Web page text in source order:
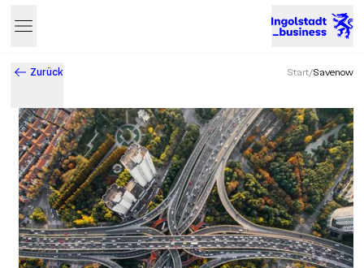
Zurück Start/Savenow
Business & Innovation in Ingolstadt – Der Standort mit